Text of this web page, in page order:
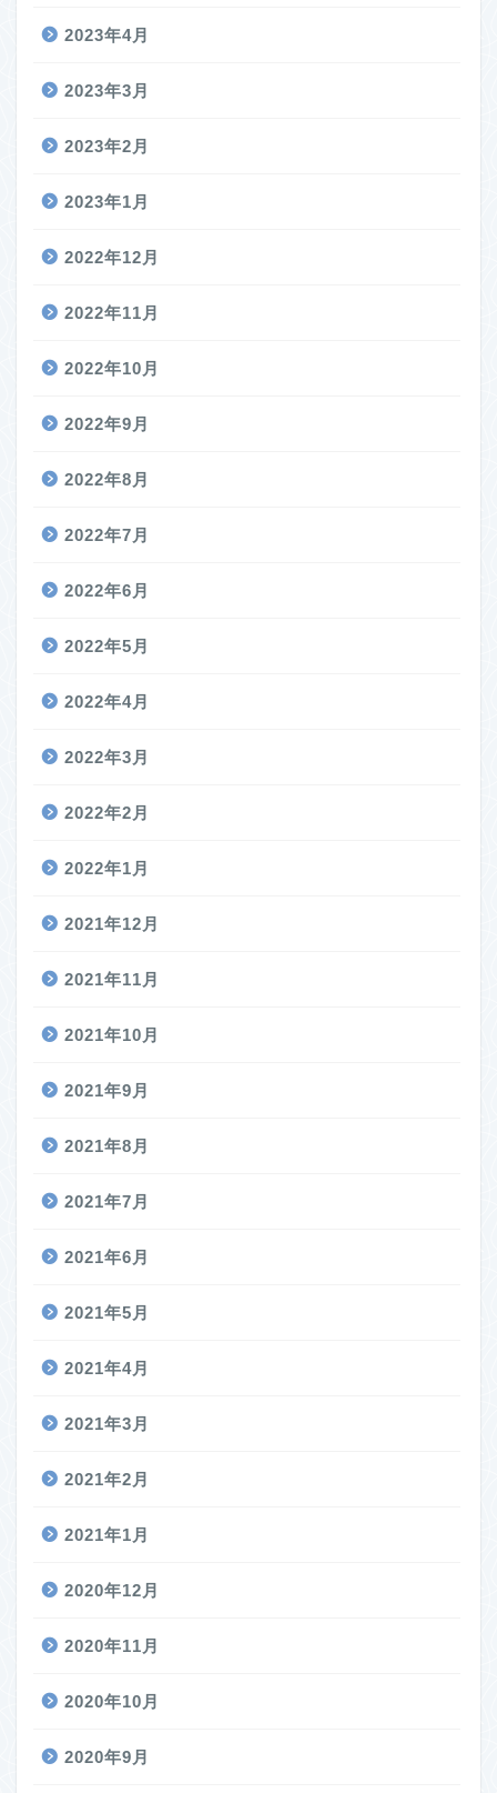
2023年4月
2023年3月
2023年2月
2023年1月
2022年12月
2022年11月
2022年10月
2022年9月
2022年8月
2022年7月
2022年6月
2022年5月
2022年4月
2022年3月
2022年2月
2022年1月
2021年12月
2021年11月
2021年10月
2021年9月
2021年8月
2021年7月
2021年6月
2021年5月
2021年4月
2021年3月
2021年2月
2021年1月
2020年12月
2020年11月
2020年10月
2020年9月